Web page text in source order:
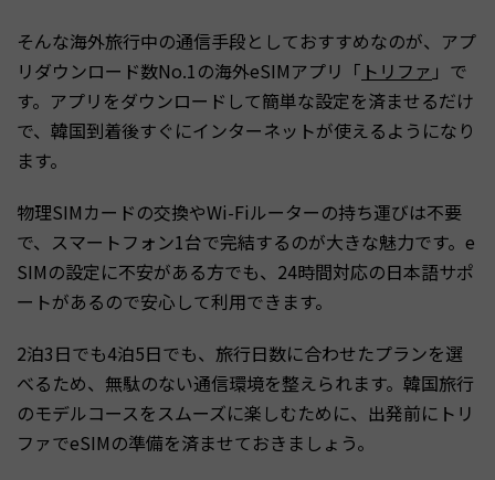
そんな海外旅行中の通信手段としておすすめなのが、アプ
リダウンロード数No.1の海外eSIMアプリ「 トリファ 」で
す。アプリをダウンロードして簡単な設定を済ませるだけ
で、韓国到着後すぐにインターネットが使えるようになり
ます。
物理SIMカードの交換やWi-Fiルーターの持ち運びは不要
で、スマートフォン1台で完結するのが大きな魅力です。e
SIMの設定に不安がある方でも、24時間対応の日本語サポ
ートがあるので安心して利用できます。
2泊3日でも4泊5日でも、旅行日数に合わせたプランを選
べるため、無駄のない通信環境を整えられます。韓国旅行
のモデルコースをスムーズに楽しむために、出発前にトリ
ファでeSIMの準備を済ませておきましょう。